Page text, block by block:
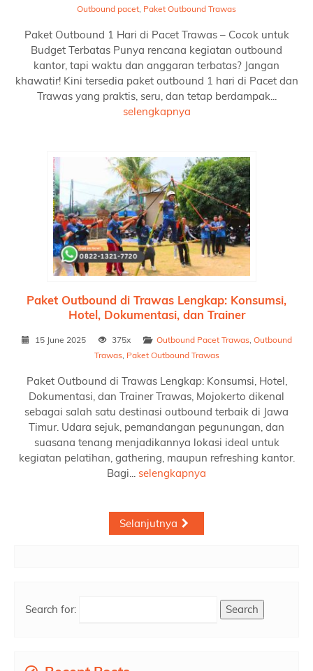
Outbound pacet, Paket Outbound Trawas
Paket Outbound 1 Hari di Pacet Trawas – Cocok untuk
Budget Terbatas Punya rencana kegiatan outbound
kantor, tapi waktu dan anggaran terbatas? Jangan
khawatir! Kini tersedia paket outbound 1 hari di Pacet dan
Trawas yang praktis, seru, dan tetap berdampak...
selengkapnya
Paket Outbound di Trawas Lengkap: Konsumsi,
Hotel, Dokumentasi, dan Trainer
15 June 2025 375x Outbound Pacet Trawas, Outbound
Trawas, Paket Outbound Trawas
Paket Outbound di Trawas Lengkap: Konsumsi, Hotel,
Dokumentasi, dan Trainer Trawas, Mojokerto dikenal
sebagai salah satu destinasi outbound terbaik di Jawa
Timur. Udara sejuk, pemandangan pegunungan, dan
suasana tenang menjadikannya lokasi ideal untuk
kegiatan pelatihan, gathering, maupun refreshing kantor.
Bagi... selengkapnya
Selanjutnya
Search for: